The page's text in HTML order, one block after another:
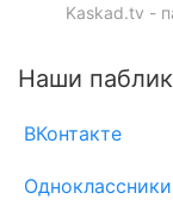
Kaskad.tv -
Наши
ВКонтакте
Одноклассники